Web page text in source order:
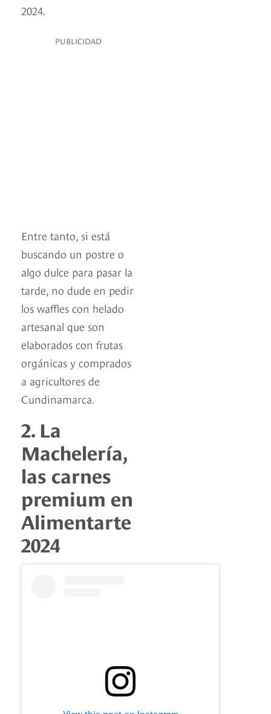
2024.
PUBLICIDAD
Entre tanto, si está
buscando un postre o
algo dulce para pasar la
tarde, no dude en pedir
los waffles con helado
artesanal que son
elaborados con frutas
orgánicas y comprados
a agricultores de
Cundinamarca.
2. La
Machelería,
las carnes
premium en
Alimentarte
2024